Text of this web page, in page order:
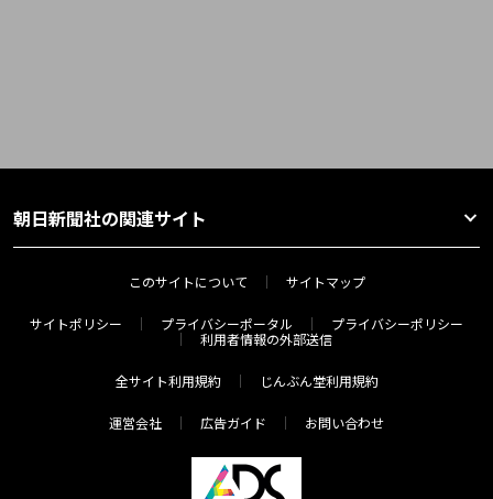
朝日新聞社の関連サイト
このサイトについて サイトマップ
サイトポリシー プライバシーポータル
プライバシーポリシー
利用者情報の外部送信
全サイト利用規約 じんぶん堂利用規約
運営会社 広告ガイド お問い合わせ